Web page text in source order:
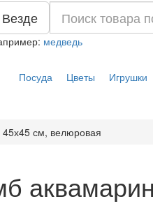
Везде
медведь
Посуда Цветы Игрушки
см, велюровая